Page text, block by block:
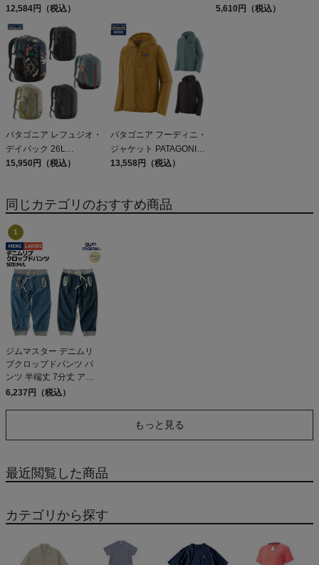
PATAGONIA MS
TERREBONNE
JOGGERS
12,584円（税込）
ル・デイリー・シャツ
5,610円（税込）
パタゴニア レフュジオ・
デイパック 26L
PATAGONIA REFUGIO
15,950円（税込）
パタゴニア フーディニ・
ジャケット PATAGONIA
MS HOUDINI JKT
13,558円（税込）
同じカテゴリのおすすめ商品
ジムマスター デニムリ
ブクロップドパンツ パ
ンツ 半端丈 7分丈 アン
クルパンツ ゆったり ク
6,237円（税込）
もっと見る
最近閲覧した商品
カテゴリから探す